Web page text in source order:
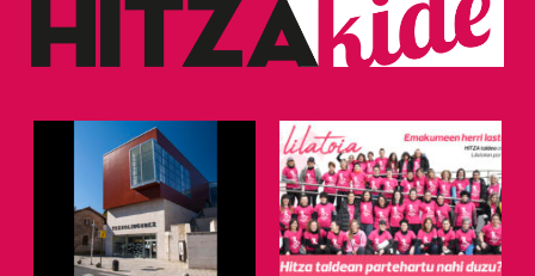
erabiltzeko baimen esplizitua ematen diguzu. Gehiago